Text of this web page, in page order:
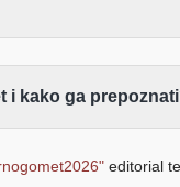
i kako ga
editorial